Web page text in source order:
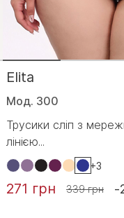
Elita
Мод. 300
Трусики сліп з
лінією...
+3
271 грн 339 грн -